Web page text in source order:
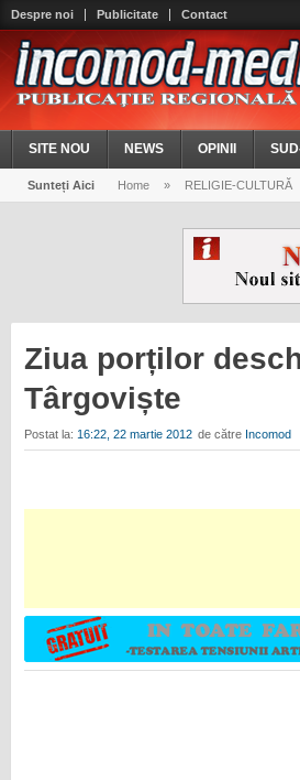
Despre noi Publicitate Contact
SITE NOU NEWS OPINII
Sunteți Aici Home » RELIGIE-CULTURĂ
Ziua porților
Târgoviște
Postat la: 16:22, 22 martie 2012 de către Incomod